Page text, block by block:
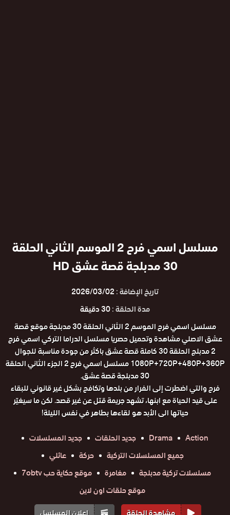
مسلسل اسمي فرح 2 الموسم الثاني الحلقة
30 مدبلجة قصة عشق HD
تاريخ الإضافة :2026/03/02
مدة الحلقة :30 دقيقة
مسلسل اسمي فرح الموسم 2 الثاني الحلقة 30 مدبلجة موقع قصة
عشق الاصلي مشاهدة وتحميل حصريا مسلسل الدراما التركي اسمي فرح
2 مدبلج الحلقة 30 كاملة قصة عشق باكثر من جودة مناسبة للجوال
1080P+720P+480P+360P مسلسل اسمي فرح 2 الجزء الثاني الحلقة
30 مدبلجة قصة عشق.
فرح والتي اضطرت إلى الفرار من بلدها وتكافح بشكل غير قانوني للبقاء
على قيد الحياة مع ابنها، تشهد جريمة قتل عن غير قصد. لكن ما سيغيّر
حياتها الى الأبد هو لقاءها بطاهر في نفس الليلة!
Action
Drama جديد الحلقات
جديد المسلسلات
جميع المسلسلات التركية
حركة
عائلي
مسلسلات تركية مدبلجة
مغامرة
موقع حكاية حب 7obtv
موقع حلقات اون لاين